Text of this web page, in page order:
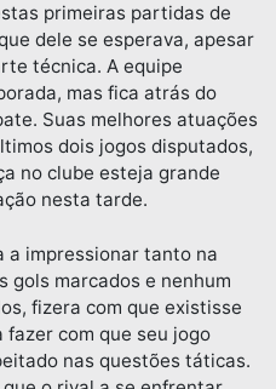
primeiras partidas de
dele se esperava, apesar
técnica. A equipe
mas fica atrás do
Suas melhores atuações
dois jogos disputados,
no clube esteja grande
nesta tarde.
a impressionar tanto na
gols marcados e nenhum
fizera com que existisse
fazer com que seu jogo
nas questões táticas.